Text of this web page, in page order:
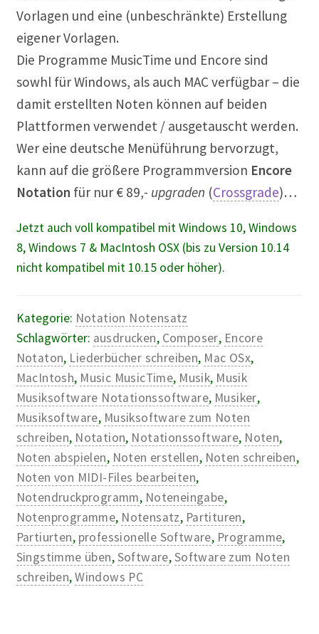
Vorlagen und eine (unbeschränkte) Erstellung
eigener Vorlagen.
Die Programme MusicTime und Encore sind
sowhl für Windows, als auch MAC verfügbar – die
damit erstellten Noten können auf beiden
Plattformen verwendet / ausgetauscht werden.
Wer eine deutsche Menüführung bervorzugt,
kann auf die größere Programmversion Encore
Notation für nur € 89,- upgraden (Crossgrade)…
Jetzt auch voll kompatibel mit Windows 10, Windows
8, Windows 7 & MacIntosh OSX (bis zu Version 10.14
nicht kompatibel mit 10.15 oder höher).
Kategorie: Notation Notensatz
Schlagwörter: ausdrucken, Composer, Encore
Notaton, Liederbücher schreiben, Mac OSx,
MacIntosh, Music MusicTime, Musik, Musik
Musiksoftware Notationssoftware, Musiker,
Musiksoftware, Musiksoftware zum Noten
schreiben, Notation, Notationssoftware, Noten,
Noten abspielen, Noten erstellen, Noten schreiben,
Noten von MIDI-Files bearbeiten,
Notendruckprogramm, Noteneingabe,
Notenprogramme, Notensatz, Partituren,
Partiurten, professionelle Software, Programme,
Singstimme üben,Software,Software zum Noten
schreiben,Windows PC